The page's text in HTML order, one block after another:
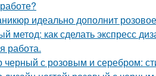
идеально дополнит
метод: как сделать экспресс
работа.
с розовым и серебром: